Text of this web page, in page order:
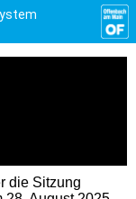
die Sitzung